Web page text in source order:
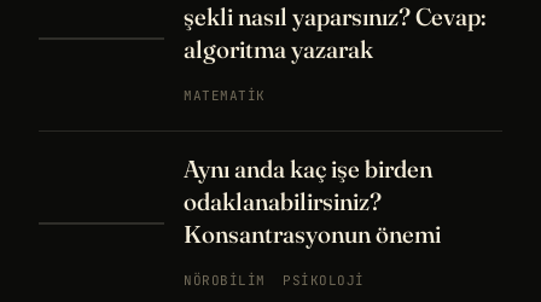
şekli nasıl yaparsınız? Cevap:
algoritma yazarak
MATEMATIK
Aynı anda kaç işe birden
odaklanabilirsiniz?
Konsantrasyonun önemi
NÖROBILIM PSIKOLOJI